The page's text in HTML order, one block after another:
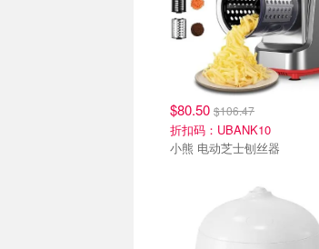
$80.50 $106.47
折扣码：UBANK10
小熊 电动芝士刨丝器